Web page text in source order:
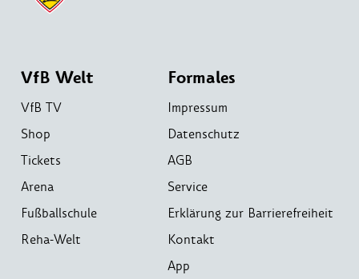
VfB Welt
VfB TV
Shop
Tickets
Arena
Fußballschule
Reha-Welt
Formales
Impressum
Datenschutz
AGB
Service
Erklärung zur Barrierefreiheit
Kontakt
App